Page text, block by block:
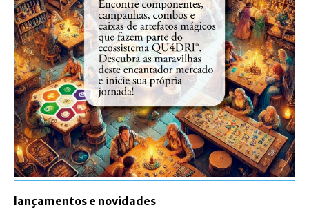
lançamentos e novidades